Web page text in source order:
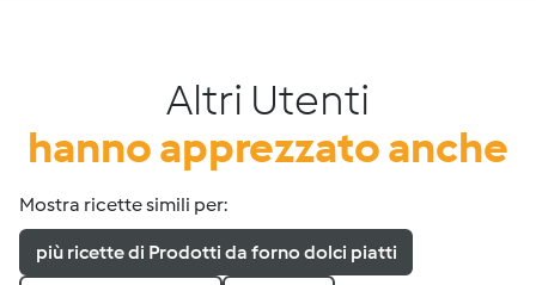
Altri Utenti
hanno apprezzato anche
Mostra ricette simili per:
più ricette di Prodotti da forno dolci piatti